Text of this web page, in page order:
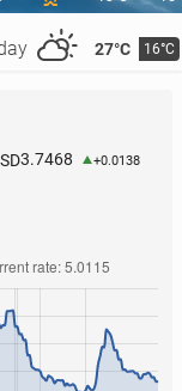
27°C 16°C
3.7468 +0.0138